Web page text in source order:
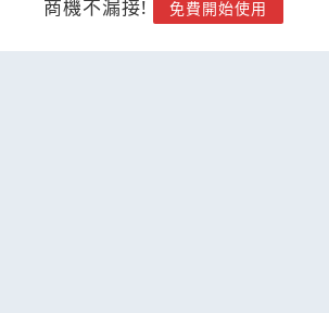
商機不漏接!
免費開始使用